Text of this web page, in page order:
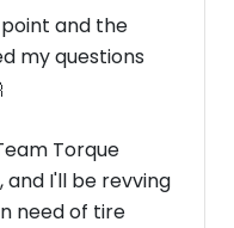
and the
my questions
Torque
and I'll be revving
need of tire